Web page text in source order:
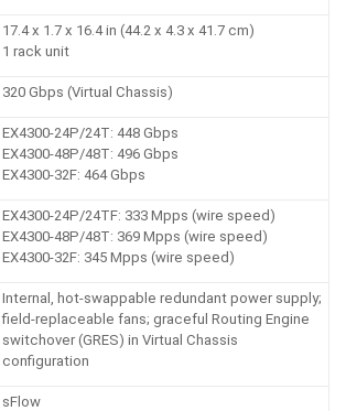
17.4 x 1.7 x 16.4 in (44.2 x 4.3 x 41.7 cm)
1 rack unit
320 Gbps (Virtual Chassis)
EX4300-24P/24T: 448 Gbps
EX4300-48P/48T: 496 Gbps
EX4300-32F: 464 Gbps
EX4300-24P/24TF: 333 Mpps (wire speed)
EX4300-48P/48T: 369 Mpps (wire speed)
EX4300-32F: 345 Mpps (wire speed)
Internal, hot-swappable redundant power supply;
field-replaceable fans; graceful Routing Engine
switchover (GRES) in Virtual Chassis
configuration
sFlow